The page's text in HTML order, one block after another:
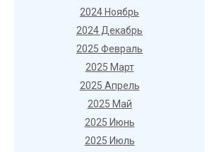
2024 Ноябрь
2024 Декабрь
2025 Февраль
2025 Март
2025 Апрель
2025 Май
2025 Июнь
2025 Июль